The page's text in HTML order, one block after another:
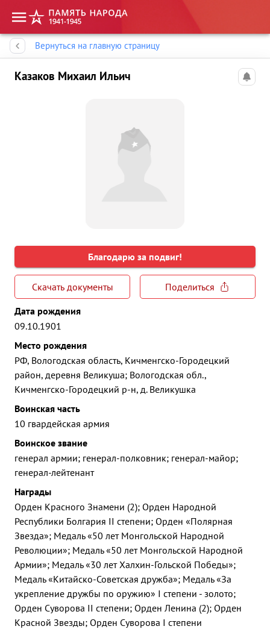
Вернуться на главную страницу
Казаков Михаил Ильич
Благодарю за подвиг!
Скачать документы
Поделиться
Дата рождения
09.10.1901
Место рождения
РФ, Вологодская область, Кичменгско-Городецкий
район, деревня Великуша; Вологодская обл.,
Кичменгско-Городецкий р-н, д. Великушка
Воинская часть
10 гвардейская армия
Воинское звание
генерал армии; генерал-полковник; генерал-майор;
генерал-лейтенант
Награды
Орден Красного Знамени (2); Орден Народной
Республики Болгария II степени; Орден «Полярная
Звезда»; Медаль «50 лет Монгольской Народной
Революции»; Медаль «50 лет Монгольской Народной
Армии»; Медаль «30 лет Халхин-Гольской Победы»;
Медаль «Китайско-Советская дружба»; Медаль «За
укрепление дружбы по оружию» I степени - золото;
Орден Суворова II степени; Орден Ленина (2); Орден
Красной Звезды; Орден Суворова I степени
Память народа